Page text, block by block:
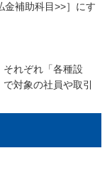
金補助科目>>］にす
れぞれ「各種設
対象の社員や取引